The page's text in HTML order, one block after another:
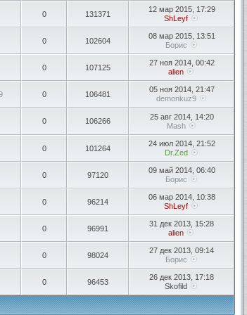
0 131371
12 мар 2015, 17:29
ShLeyf
0 102604
08 мар 2015, 13:51
Борис
0 107125
27 ноя 2014, 00:42
alien
0 106481
05 ноя 2014, 21:47
demonkuz9
0 106266
25 авг 2014, 14:20
Mash
0 101264
24 июл 2014, 21:52
Dr.Zed
0 97120
09 май 2014, 06:40
Борис
0 96214
06 мар 2014, 10:38
ShLeyf
0 96991
31 дек 2013, 15:28
alien
0 98024
27 дек 2013, 09:14
Борис
0 96453
26 дек 2013, 17:18
Skofild